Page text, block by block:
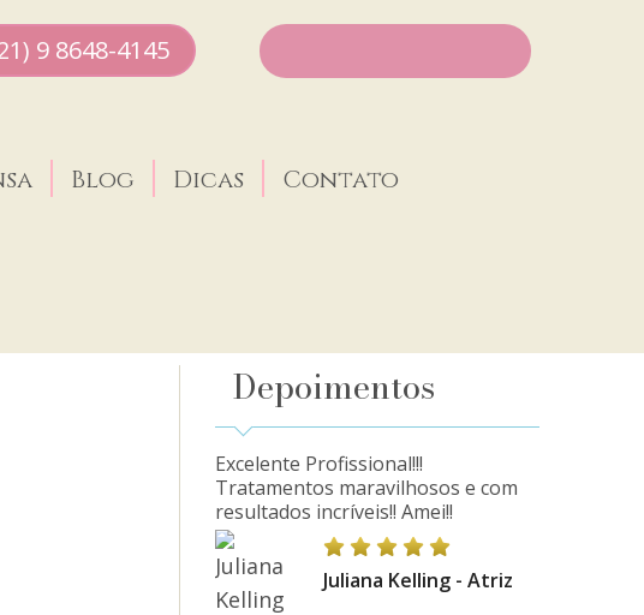
9 8648-4145
Blog Dicas Contato
Depoimentos
Excelente Profissional!!!
Tratamentos maravilhosos e com
resultados incríveis!! Amei!!
Juliana Kelling - Atriz